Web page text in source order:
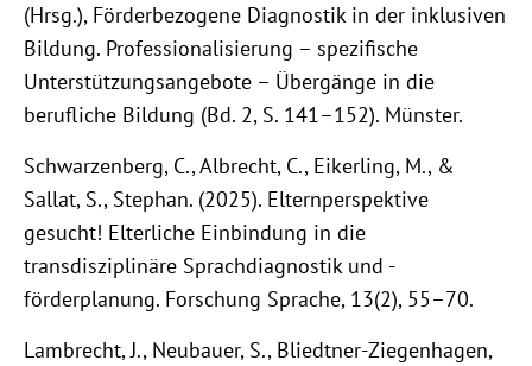
(Hrsg.), Förderbezogene Diagnostik in der inklusiven
Bildung. Professionalisierung – spezifische
Unterstützungsangebote – Übergänge in die
berufliche Bildung (Bd. 2, S. 141–152). Münster.
Schwarzenberg, C., Albrecht, C., Eikerling, M., &
Sallat, S., Stephan. (2025). Elternperspektive
gesucht! Elterliche Einbindung in die
transdisziplinäre Sprachdiagnostik und -
förderplanung. Forschung Sprache, 13(2), 55–70.
Lambrecht, J., Neubauer, S., Bliedtner-Ziegenhagen,